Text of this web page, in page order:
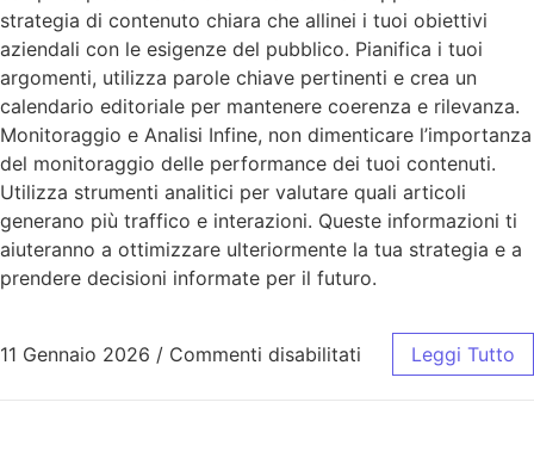
strategia di contenuto chiara che allinei i tuoi obiettivi
aziendali con le esigenze del pubblico. Pianifica i tuoi
argomenti, utilizza parole chiave pertinenti e crea un
calendario editoriale per mantenere coerenza e rilevanza.
Monitoraggio e Analisi Infine, non dimenticare l’importanza
del monitoraggio delle performance dei tuoi contenuti.
Utilizza strumenti analitici per valutare quali articoli
generano più traffico e interazioni. Queste informazioni ti
aiuteranno a ottimizzare ulteriormente la tua strategia e a
prendere decisioni informate per il futuro.
11 Gennaio 2026 / Commenti disabilitati Leggi Tutto